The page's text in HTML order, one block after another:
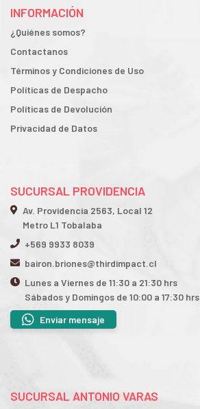
INFORMACIÓN
¿Quiénes somos?
Contactanos
Términos y Condiciones de Uso
Políticas de Despacho
Políticas de Devolución
Privacidad de Datos
SUCURSAL PROVIDENCIA
Av. Providencia 2563, Local 12
Metro L1 Tobalaba
+569 9933 8039
bairon.briones@thirdimpact.cl
Lunes a Viernes de 11:30 a 21:30 hrs
Sábados y Domingos de 10:00 a 17:30 hrs
Enviar mensaje
SUCURSAL ANTONIO VARAS